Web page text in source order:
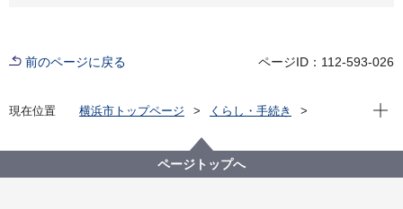
前のページに戻る ページID：112-593-026
現在位置 横浜市トップページ
くらし・手続き
よくある質問と答え 市営地下駐車場関係
現在
ページトップへ